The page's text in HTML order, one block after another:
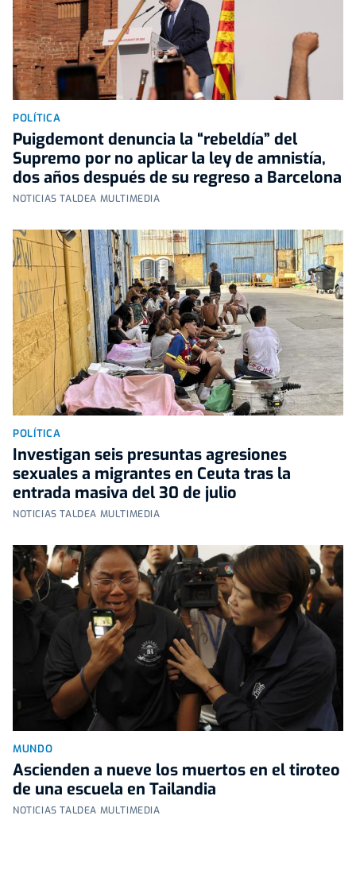
POLÍTICA
Puigdemont denuncia la “rebeldía” del
Supremo por no aplicar la ley de amnistía,
dos años después de su regreso a Barcelona
NOTICIAS TALDEA MULTIMEDIA
POLÍTICA
Investigan seis presuntas agresiones
sexuales a migrantes en Ceuta tras la
entrada masiva del 30 de julio
NOTICIAS TALDEA MULTIMEDIA
MUNDO
Ascienden a nueve los muertos en el tiroteo
de una escuela en Tailandia
NOTICIAS TALDEA MULTIMEDIA